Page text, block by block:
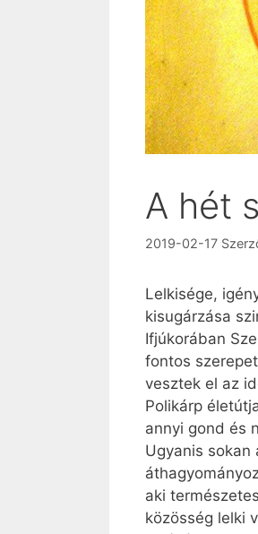
A hét
2019-02-17
Lelkisége,
kisugárzása
Ifjúkorában
fontos
vesztek el az
Polikárp
annyi gond és
Ugyanis
aki
közösség lelki